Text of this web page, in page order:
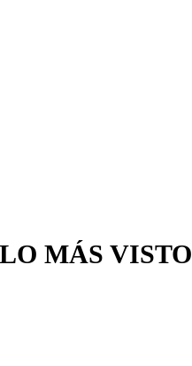
LO MÁS VISTO